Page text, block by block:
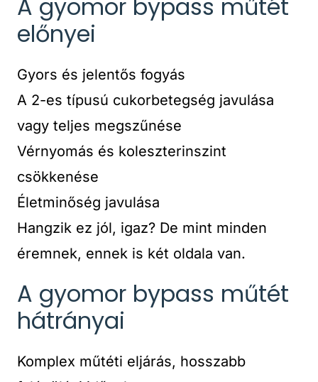
A gyomor bypass műtét
előnyei
Gyors és jelentős fogyás
A 2-es típusú cukorbetegség javulása
vagy teljes megszűnése
Vérnyomás és koleszterinszint
csökkenése
Életminőség javulása
Hangzik ez jól, igaz? De mint minden
éremnek, ennek is két oldala van.
A gyomor bypass műtét
hátrányai
Komplex műtéti eljárás, hosszabb